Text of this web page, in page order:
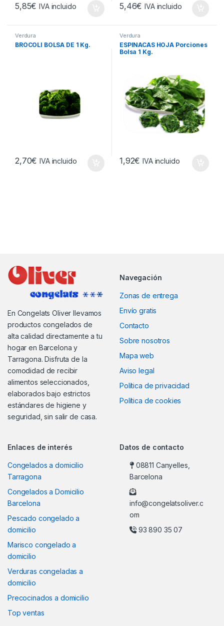
5,85€ IVA incluido 5,46€ IVA incluido
Verdura
BRÓCOLI BOLSA DE 1 Kg.
2,70€ IVA incluido
Verdura
ESPINACAS HOJA Porciones
Bolsa 1 Kg.
1,92€ IVA incluido
En Congelats Oliver llevamos
productos congelados de
alta calidad directamente a tu
hogar en Barcelona y
Tarragona. Disfruta de la
comodidad de recibir
alimentos seleccionados,
elaborados bajo estrictos
estándares de higiene y
seguridad, sin salir de casa.
Navegación
Zonas de entrega
Envío gratis
Contacto
Sobre nosotros
Mapa web
Aviso legal
Política de privacidad
Política de cookies
Enlaces de interés
Congelados a domicilio
Tarragona
Congelados a Domicilio
Barcelona
Pescado congelado a
domicilio
Marisco congelado a
domicilio
Verduras congeladas a
domicilio
Precocinados a domicilio
Top ventas
Datos de contacto
08811 Canyelles,
Barcelona
info@congelatsoliver.c
om
93 890 35 07